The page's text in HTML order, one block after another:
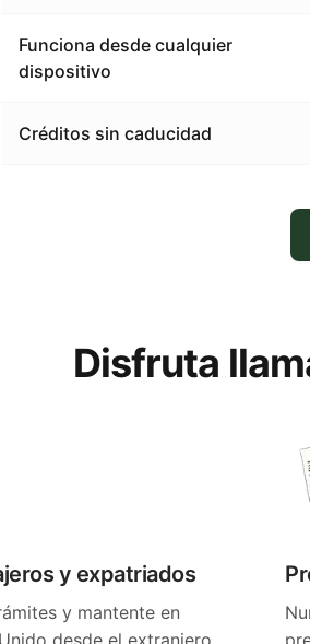
Funciona desde cualquier
dispositivo
Créditos sin caducidad
Disfruta
y expatriados
y mantente en
desde el extranjero